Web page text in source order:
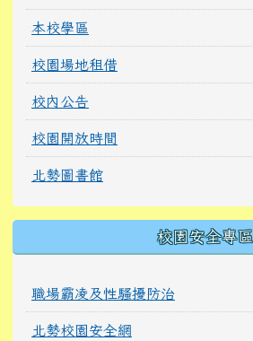
本校學區
校園場地租借
校內公告
校園開放時間
北勢圖書館
校園安全專區
職場霸凌及性騷擾防治
北勢校園安全網